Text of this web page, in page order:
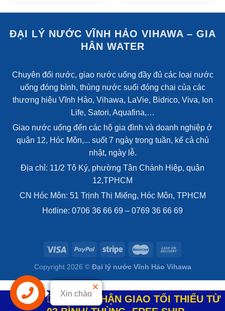
ĐẠI LÝ NƯỚC VĨNH HẢO VIHAWA – GIA
HÂN WATER
Chuyên đổi nước, giao nước uống đầy đủ các loại nước
uống đóng bình, thùng nước suối đóng chai của các
thương hiệu Vĩnh Hảo, Vihawa, LaVie, Bidrico, Viva, Ion
Life, Satori, Aquafina,…
Giao nước uống đến các hộ gia đình và doanh nghiệp ở
quận 12, Hóc Môn,... suốt 7 ngày trong tuần, kể cả chủ
nhật, ngày lễ.
Địa chỉ: 11/2 Tô Ký, phường Tân Chánh Hiệp, quận
12,TPHCM
CN Hóc Môn: 51 Trịnh Thị Miếng, Hóc Môn, TPHCM
Hotline: 0706 36 66 69 – 0769 36 66 69
Copyright 2026 © Đại lý nước Vĩnh Hảo Vihawa
LƯU Ý: NHẬN GIAO TỐI THIỂU TỪ
Xin chào